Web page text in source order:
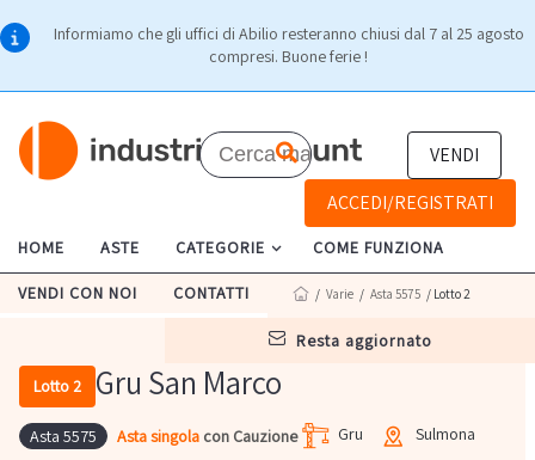
Informiamo che gli uffici di Abilio resteranno chiusi dal 7 al 25 agosto
compresi. Buone ferie !
VENDI
ACCEDI/REGISTRATI
HOME ASTE CATEGORIE COME FUNZIONA
VENDI CON NOI CONTATTI
resta aggiornato
/ Varie / Asta 5575 / Lotto 2
Lotto 2 Gru San Marco
Asta 5575 Asta singola con Cauzione Gru
Sulmona